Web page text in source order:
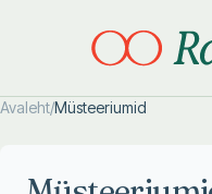
Avaleht/Müsteeriumid